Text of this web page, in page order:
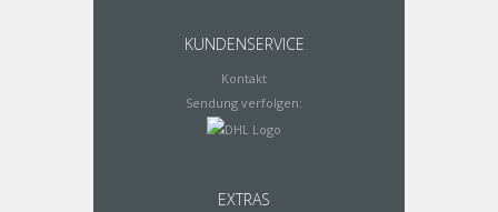
KUNDENSERVICE
Kontakt
Sendung verfolgen:
EXTRAS